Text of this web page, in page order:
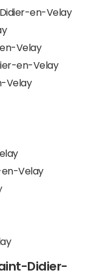
en-Velay
Velay
en-Velay
Velay
en-Velay
Didier-